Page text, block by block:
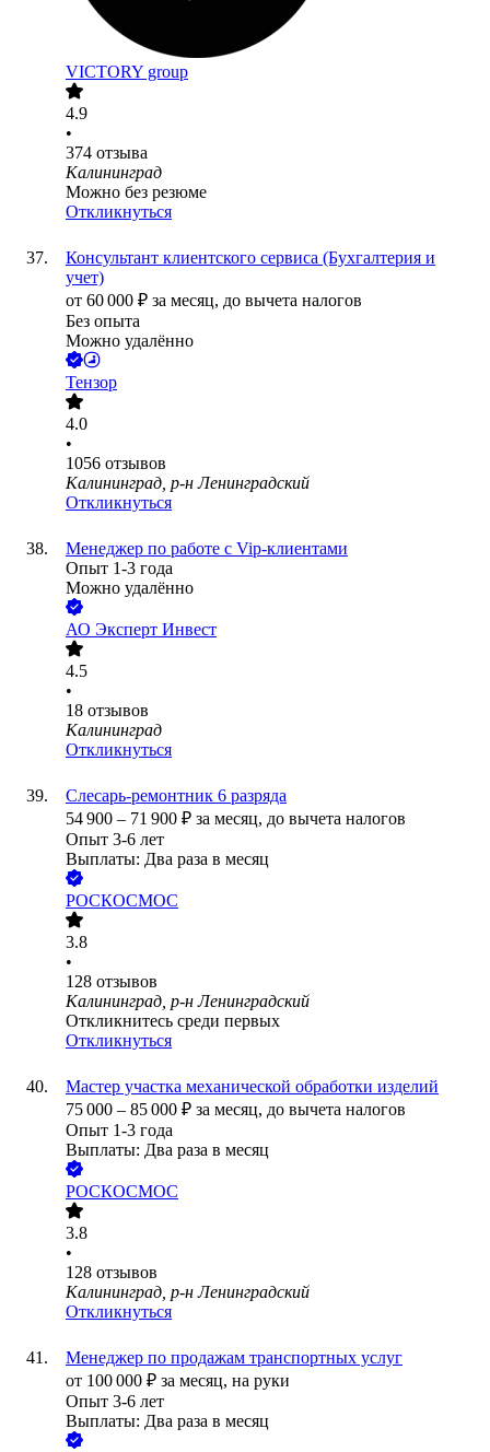
VICTORY group
4.9
•
374 отзыва
Калининград
Можно без резюме
Откликнуться
Консультант клиентского сервиса (Бухгалтерия и
учет)
от 60 000 ₽ за месяц, до вычета налогов
Без опыта
Можно удалённо
Тензор
4.0
•
1056 отзывов
Калининград, р-н Ленинградский
Откликнуться
Менеджер по работе с Vip-клиентами
Опыт 1-3 года
Можно удалённо
АО Эксперт Инвест
4.5
•
18 отзывов
Калининград
Откликнуться
Слесарь-ремонтник 6 разряда
54 900 – 71 900 ₽ за месяц, до вычета налогов
Опыт 3-6 лет
Выплаты: Два раза в месяц
РОСКОСМОС
3.8
•
128 отзывов
Калининград, р-н Ленинградский
Откликнитесь среди первых
Откликнуться
Мастер участка механической обработки изделий
75 000 – 85 000 ₽ за месяц, до вычета налогов
Опыт 1-3 года
Выплаты: Два раза в месяц
РОСКОСМОС
3.8
•
128 отзывов
Калининград, р-н Ленинградский
Откликнуться
Менеджер по продажам транспортных услуг
от 100 000 ₽ за месяц, на руки
Опыт 3-6 лет
Выплаты: Два раза в месяц